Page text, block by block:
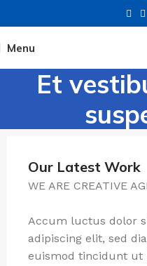
Menu
Et
Our Latest Work
WE ARE CREATIVE
Accum luctus dolor
adipiscing elit, sed
euismod tincidunt ut